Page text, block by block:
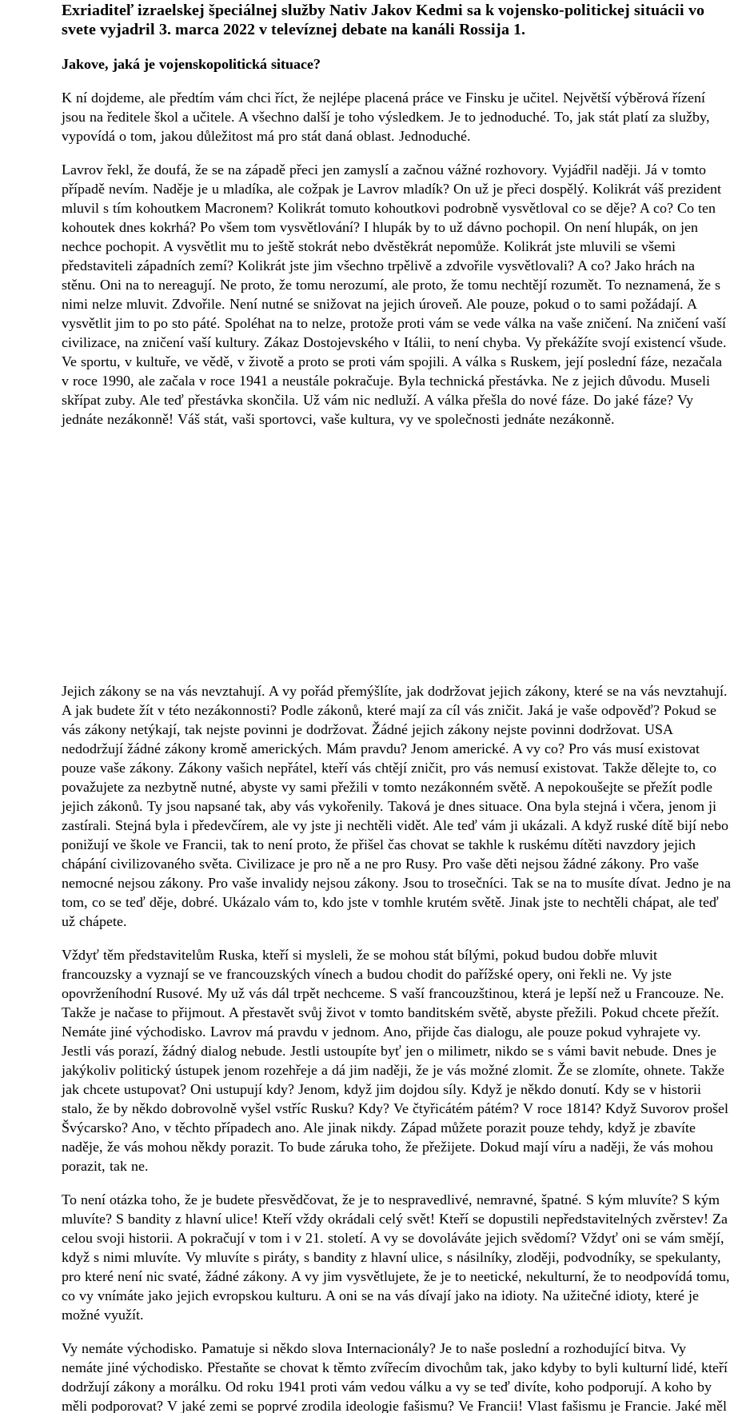
Exriaditeľ izraelskej špeciálnej služby Nativ Jakov Kedmi sa k vojensko-politickej situácii vo
svete vyjadril 3. marca 2022 v televíznej debate na kanáli Rossija 1.
Jakove, jaká je vojenskopolitická situace?
K ní dojdeme, ale předtím vám chci říct, že nejlépe placená práce ve Finsku je učitel. Největší výběrová řízení
jsou na ředitele škol a učitele. A všechno další je toho výsledkem. Je to jednoduché. To, jak stát platí za služby,
vypovídá o tom, jakou důležitost má pro stát daná oblast. Jednoduché.
Lavrov řekl, že doufá, že se na západě přeci jen zamyslí a začnou vážné rozhovory. Vyjádřil naději. Já v tomto
případě nevím. Naděje je u mladíka, ale cožpak je Lavrov mladík? On už je přeci dospělý. Kolikrát váš prezident
mluvil s tím kohoutkem Macronem? Kolikrát tomuto kohoutkovi podrobně vysvětloval co se děje? A co? Co ten
kohoutek dnes kokrhá? Po všem tom vysvětlování? I hlupák by to už dávno pochopil. On není hlupák, on jen
nechce pochopit. A vysvětlit mu to ještě stokrát nebo dvěstěkrát nepomůže. Kolikrát jste mluvili se všemi
představiteli západních zemí? Kolikrát jste jim všechno trpělivě a zdvořile vysvětlovali? A co? Jako hrách na
stěnu. Oni na to nereagují. Ne proto, že tomu nerozumí, ale proto, že tomu nechtějí rozumět. To neznamená, že s
nimi nelze mluvit. Zdvořile. Není nutné se snižovat na jejich úroveň. Ale pouze, pokud o to sami požádají. A
vysvětlit jim to po sto páté. Spoléhat na to nelze, protože proti vám se vede válka na vaše zničení. Na zničení vaší
civilizace, na zničení vaší kultury. Zákaz Dostojevského v Itálii, to není chyba. Vy překážíte svojí existencí všude.
Ve sportu, v kultuře, ve vědě, v životě a proto se proti vám spojili. A válka s Ruskem, její poslední fáze, nezačala
v roce 1990, ale začala v roce 1941 a neustále pokračuje. Byla technická přestávka. Ne z jejich důvodu. Museli
skřípat zuby. Ale teď přestávka skončila. Už vám nic nedluží. A válka přešla do nové fáze. Do jaké fáze? Vy
jednáte nezákonně! Váš stát, vaši sportovci, vaše kultura, vy ve společnosti jednáte nezákonně.
Jejich zákony se na vás nevztahují. A vy pořád přemýšlíte, jak dodržovat jejich zákony, které se na vás nevztahují.
A jak budete žít v této nezákonnosti? Podle zákonů, které mají za cíl vás zničit. Jaká je vaše odpověď? Pokud se
vás zákony netýkají, tak nejste povinni je dodržovat. Žádné jejich zákony nejste povinni dodržovat. USA
nedodržují žádné zákony kromě amerických. Mám pravdu? Jenom americké. A vy co? Pro vás musí existovat
pouze vaše zákony. Zákony vašich nepřátel, kteří vás chtějí zničit, pro vás nemusí existovat. Takže dělejte to, co
považujete za nezbytně nutné, abyste vy sami přežili v tomto nezákonném světě. A nepokoušejte se přežít podle
jejich zákonů. Ty jsou napsané tak, aby vás vykořenily. Taková je dnes situace. Ona byla stejná i včera, jenom ji
zastírali. Stejná byla i předevčírem, ale vy jste ji nechtěli vidět. Ale teď vám ji ukázali. A když ruské dítě bijí nebo
ponižují ve škole ve Francii, tak to není proto, že přišel čas chovat se takhle k ruskému dítěti navzdory jejich
chápání civilizovaného světa. Civilizace je pro ně a ne pro Rusy. Pro vaše děti nejsou žádné zákony. Pro vaše
nemocné nejsou zákony. Pro vaše invalidy nejsou zákony. Jsou to trosečníci. Tak se na to musíte dívat. Jedno je na
tom, co se teď děje, dobré. Ukázalo vám to, kdo jste v tomhle krutém světě. Jinak jste to nechtěli chápat, ale teď
už chápete.
Vždyť těm představitelům Ruska, kteří si mysleli, že se mohou stát bílými, pokud budou dobře mluvit
francouzsky a vyznají se ve francouzských vínech a budou chodit do pařížské opery, oni řekli ne. Vy jste
opovrženíhodní Rusové. My už vás dál trpět nechceme. S vaší francouzštinou, která je lepší než u Francouze. Ne.
Takže je načase to přijmout. A přestavět svůj život v tomto banditském světě, abyste přežili. Pokud chcete přežít.
Nemáte jiné východisko. Lavrov má pravdu v jednom. Ano, přijde čas dialogu, ale pouze pokud vyhrajete vy.
Jestli vás porazí, žádný dialog nebude. Jestli ustoupíte byť jen o milimetr, nikdo se s vámi bavit nebude. Dnes je
jakýkoliv politický ústupek jenom rozehřeje a dá jim naději, že je vás možné zlomit. Že se zlomíte, ohnete. Takže
jak chcete ustupovat? Oni ustupují kdy? Jenom, když jim dojdou síly. Když je někdo donutí. Kdy se v historii
stalo, že by někdo dobrovolně vyšel vstříc Rusku? Kdy? Ve čtyřicátém pátém? V roce 1814? Když Suvorov prošel
Švýcarsko? Ano, v těchto případech ano. Ale jinak nikdy. Západ můžete porazit pouze tehdy, když je zbavíte
naděje, že vás mohou někdy porazit. To bude záruka toho, že přežijete. Dokud mají víru a naději, že vás mohou
porazit, tak ne.
To není otázka toho, že je budete přesvědčovat, že je to nespravedlivé, nemravné, špatné. S kým mluvíte? S kým
mluvíte? S bandity z hlavní ulice! Kteří vždy okrádali celý svět! Kteří se dopustili nepředstavitelných zvěrstev! Za
celou svoji historii. A pokračují v tom i v 21. století. A vy se dovoláváte jejich svědomí? Vždyť oni se vám smějí,
když s nimi mluvíte. Vy mluvíte s piráty, s bandity z hlavní ulice, s násilníky, zloději, podvodníky, se spekulanty,
pro které není nic svaté, žádné zákony. A vy jim vysvětlujete, že je to neetické, nekulturní, že to neodpovídá tomu,
co vy vnímáte jako jejich evropskou kulturu. A oni se na vás dívají jako na idioty. Na užitečné idioty, které je
možné využít.
Vy nemáte východisko. Pamatuje si někdo slova Internacionály? Je to naše poslední a rozhodující bitva. Vy
nemáte jiné východisko. Přestaňte se chovat k těmto zvířecím divochům tak, jako kdyby to byli kulturní lidé, kteří
dodržují zákony a morálku. Od roku 1941 proti vám vedou válku a vy se teď divíte, koho podporují. A koho by
měli podporovat? V jaké zemi se poprvé zrodila ideologie fašismu? Ve Francii! Vlast fašismu je Francie. Jaké měl